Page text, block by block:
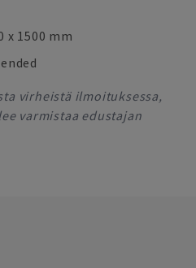
x 1500 mm
virheistä ilmoituksessa,
varmistaa edustajan